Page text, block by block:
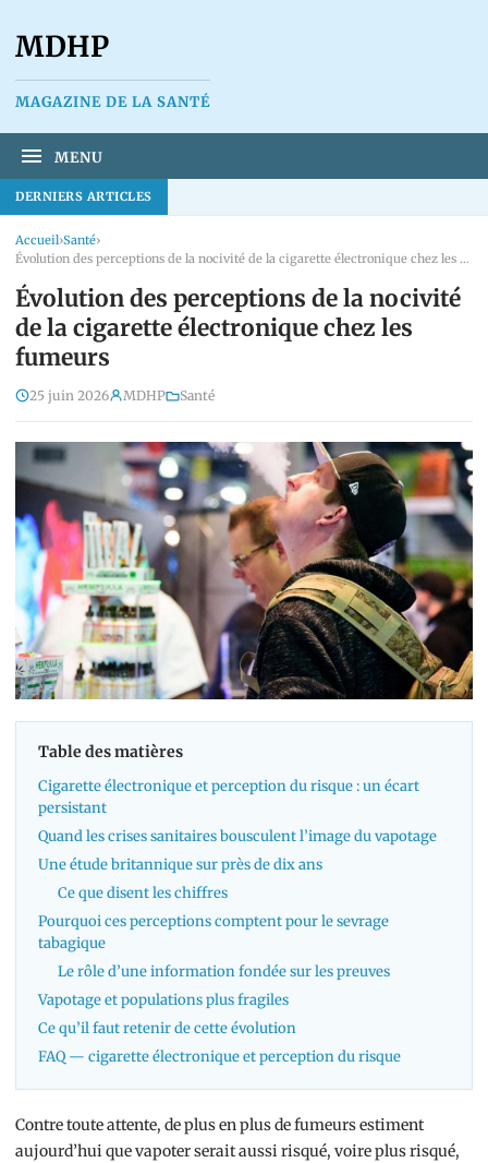
MDHP
MAGAZINE DE LA SANTÉ
MENU
DERNIERS ARTICLES
Accueil›Santé›
Évolution des perceptions de la nocivité de la cigarette électronique chez les fumeurs
Évolution des perceptions de la nocivité
de la cigarette électronique chez les
fumeurs
25 juin 2026 MDHP Santé
Table des matières
Cigarette électronique et perception du risque : un écart
persistant
Quand les crises sanitaires bousculent l’image du vapotage
Une étude britannique sur près de dix ans
Ce que disent les chiffres
Pourquoi ces perceptions comptent pour le sevrage
tabagique
Le rôle d’une information fondée sur les preuves
Vapotage et populations plus fragiles
Ce qu’il faut retenir de cette évolution
FAQ — cigarette électronique et perception du risque
Contre toute attente, de plus en plus de fumeurs estiment
aujourd’hui que vapoter serait aussi risqué, voire plus risqué,